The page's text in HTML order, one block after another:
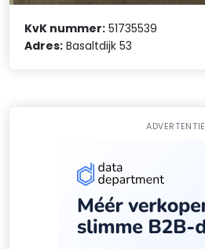
KvK nummer: 51735539
Adres: Basaltdijk 53
ADVERTENTIE